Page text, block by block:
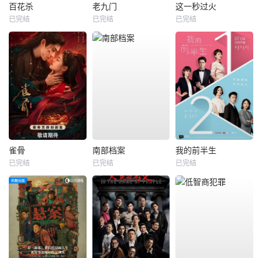
百花杀
已完结
老九门
已完结
这一秒过火
已完结
雀骨
已完结
南部档案
已完结
我的前半生
已完结